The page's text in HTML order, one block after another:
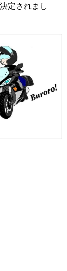
定されまし